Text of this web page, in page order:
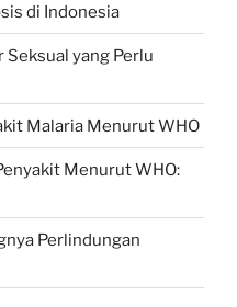
di Indonesia
Seksual yang Perlu
Malaria Menurut WHO
Menurut WHO:
Perlindungan